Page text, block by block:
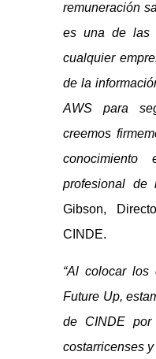
remuneración
es una de las
cualquier
de la
AWS para
creemos
profesional de
Gibson,
CINDE.
“Al colocar
Future Up,
de CINDE
costarricenses